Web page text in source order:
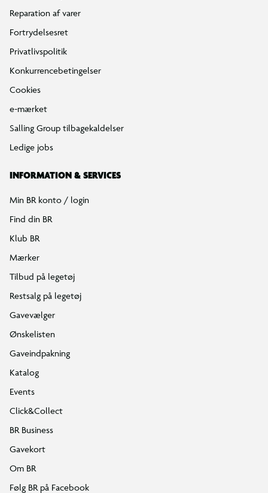
Reparation af varer
Fortrydelsesret
Privatlivspolitik
Konkurrencebetingelser
Cookies
e-mærket
Salling Group tilbagekaldelser
Ledige jobs
INFORMATION & SERVICES
Min BR konto / login
Find din BR
Klub BR
Mærker
Tilbud på legetøj
Restsalg på legetøj
Gavevælger
Ønskelisten
Gaveindpakning
Katalog
Events
Click&Collect
BR Business
Gavekort
Om BR
Følg BR på Facebook